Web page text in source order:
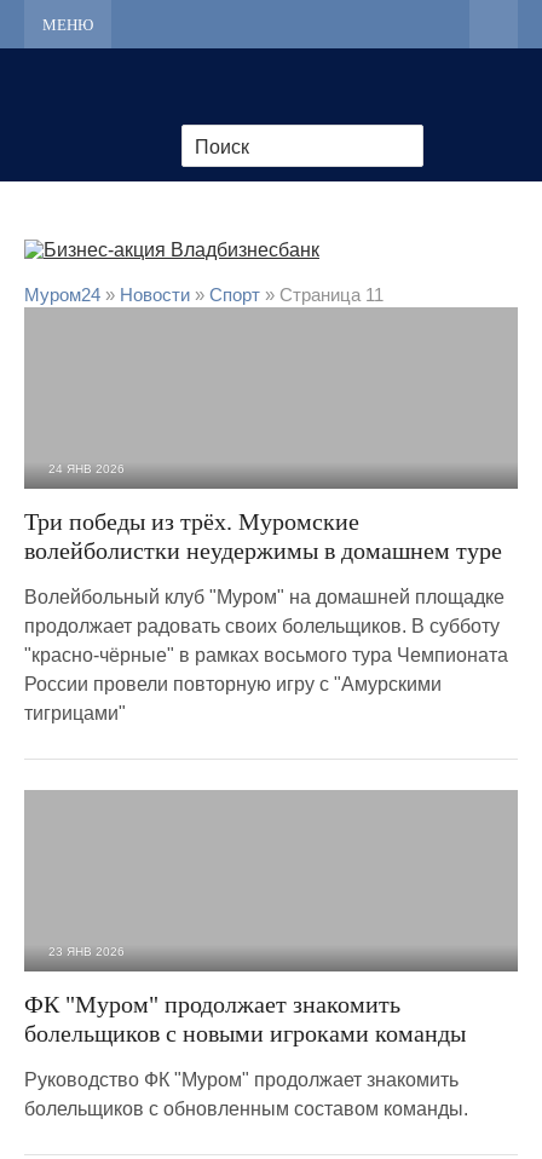
МЕНЮ
Муром24 » Новости » Cпорт » Страница 11
24 ЯНВ 2026
Три победы из трёх. Муромские
волейболистки неудержимы в домашнем туре
Волейбольный клуб "Муром" на домашней площадке
продолжает радовать своих болельщиков. В субботу
"красно-чёрные" в рамках восьмого тура Чемпионата
России провели повторную игру с "Амурскими
тигрицами"
23 ЯНВ 2026
ФК "Муром" продолжает знакомить
болельщиков с новыми игроками команды
Руководство ФК "Муром" продолжает знакомить
болельщиков с обновленным составом команды.